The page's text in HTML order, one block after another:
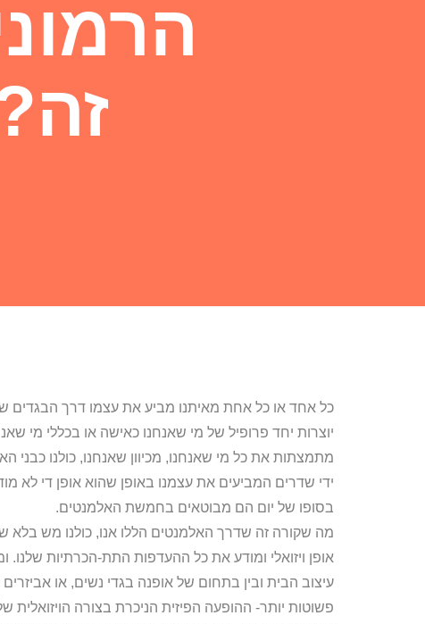
כל אחד או כל אחת מאיתנו מביע את עצמו דרך הבגדים
יוצרות יחד פרופיל של מי שאנחנו כאישה או בכללי מי
מתמצתות את כל מי שאנחנו, מכיוון שאנחנו, כולנו
ידי שדרים המביעים את עצמנו באופן שהוא אופן די לא
בסופו של יום הם מבוטאים בחמשת האלמנטים.
מה שקורה זה שדרך האלמנטים הללו אנו, כולנו מש בלא
אופן ויזואלי ומודע את כל ההעדפות התת-הכרתיות
עיצוב הבית ובין בתחום של אופנה בגדי נשים, או
פשוטות יותר- ההופעה הפיזית הניכרת בצורה